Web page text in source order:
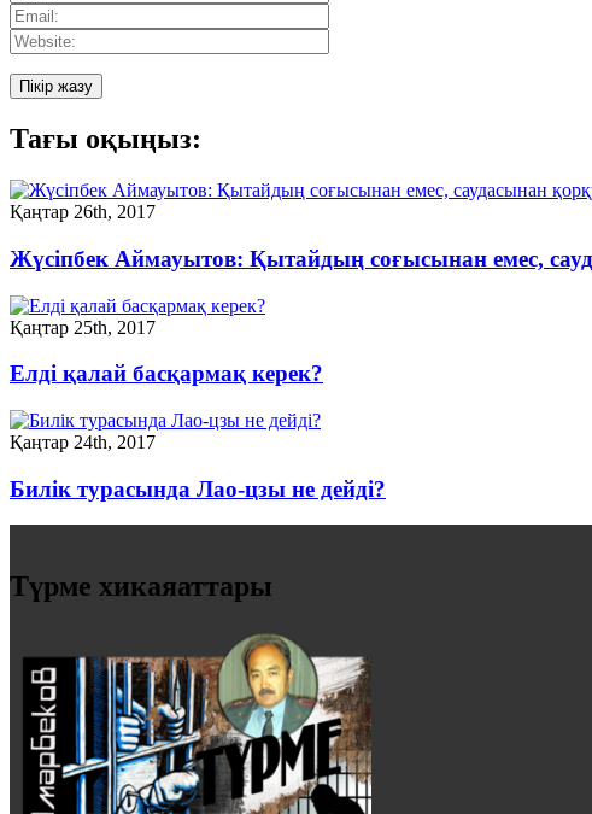
Тағы оқыңыз:
Қаңтар 26th, 2017
Жүсiпбек Аймауытов: Қытайдың соғысынан емес,
Қаңтар 25th, 2017
Елді қалай басқармақ керек?
Қаңтар 24th, 2017
Билік турасында Лао-цзы не дейді?
Түрме хикаяаттары